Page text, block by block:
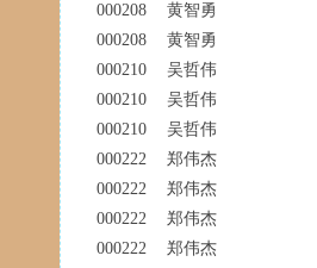
000208
黄智勇
000208
黄智勇
000210
吴哲伟
000210
吴哲伟
000210
吴哲伟
000222
郑伟杰
000222
郑伟杰
000222
郑伟杰
000222
郑伟杰